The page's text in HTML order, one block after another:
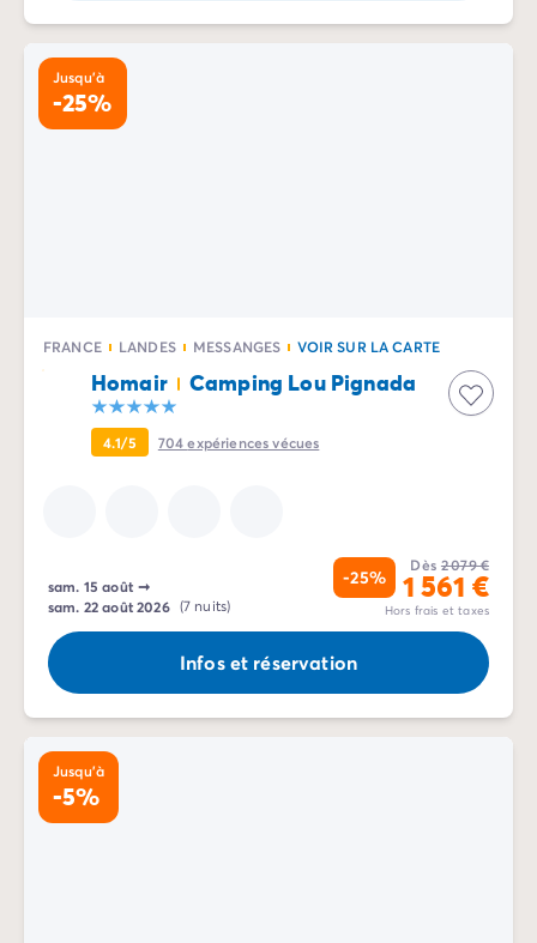
Jusqu'à
-25%
FRANCE LANDES MESSANGES VOIR SUR LA CARTE
Homair Camping Lou Pignada
4.1/5 704expériences vécues
sam. 15 août ➞
sam. 22 août 2026 (7 nuits)
-25%
Dès 2 079 €
1 561 €
Hors frais et taxes
Infos et réservation
Jusqu'à
-5%